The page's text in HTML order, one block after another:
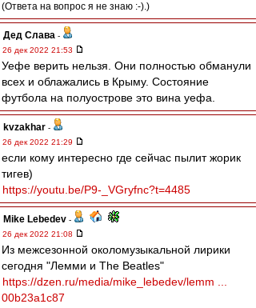
(Ответа на вопрос я не знаю :-).)
Дед Слава -
26 дек 2022 21:53
Уефе верить нельзя. Они полностью обманули
всех и облажались в Крыму. Состояние
футбола на полуострове это вина уефа.
kvzakhar -
26 дек 2022 21:29
если кому интересно где сейчас пылит жорик
тигев)
https://youtu.be/P9-_VGryfnc?t=4485
Mike Lebedev -
26 дек 2022 21:08
Из межсезонной околомузыкальной лирики
сегодня "Лемми и The Beatles"
https://dzen.ru/media/mike_lebedev/lemm ...
00b23a1c87